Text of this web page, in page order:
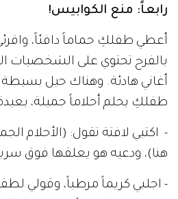
رابعاً: منع الكوابيس!
أعطي طفلكِ حماماً دافئاً،
بالفرح تحتوي على الشخصيات
أغاني هادئة. وهناك حيل
طفلكِ يحلم أحلاماً جميلة،
- اكتبي لافتة تقول: (الأحلام
هنا)، ودعيه هو يعلقها فوق
- اجلبي كريماً مرطباً، وقولي